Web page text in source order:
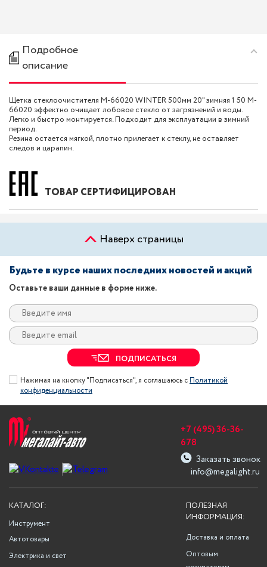
Подробное
описание
Щетка стеклоочистителя M-66020 WINTER 500мм 20" зимняя 1 50 M-
66020 эффектно очищает лобовое стекло от загрязнений и воды.
Легко и быстро монтируется. Подходит для эксплуатации в зимний
период.
Резина остается мягкой, плотно прилегает к стеклу, не оставляет
следов и царапин.
ТОВАР СЕРТИФИЦИРОВАН
Наверх страницы
Будьте в курсе наших последних новостей и акций
Оставьте ваши данные в форме ниже.
ПОДПИСАТЬСЯ
Нажимая на кнопку "Подписаться", я соглашаюсь сПолитикой
конфиденциальности
info@megalight.ru
+7 (495) 36-36-
678
Заказать звонок
ПОЛЕЗНАЯ
ИНФОРМАЦИЯ:
Доставка и оплата
Оптовым
КАТАЛОГ:
Инструмент
Автотовары
Электрика и свет